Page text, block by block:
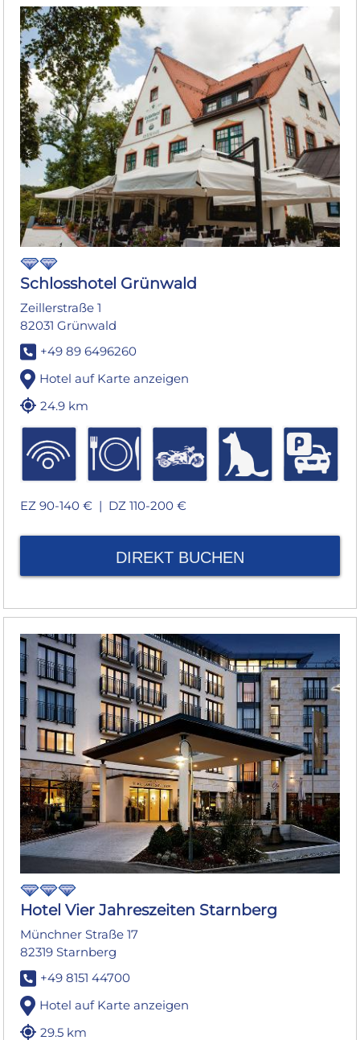
Schlosshotel Grünwald
Zeillerstraße 1
82031 Grünwald
+49 89 6496260
Hotel auf Karte anzeigen
24.9 km
EZ 90-140 € | DZ 110-200 €
DIREKT BUCHEN
Hotel Vier Jahreszeiten Starnberg
Münchner Straße 17
82319 Starnberg
+49 8151 44700
Hotel auf Karte anzeigen
29.5 km